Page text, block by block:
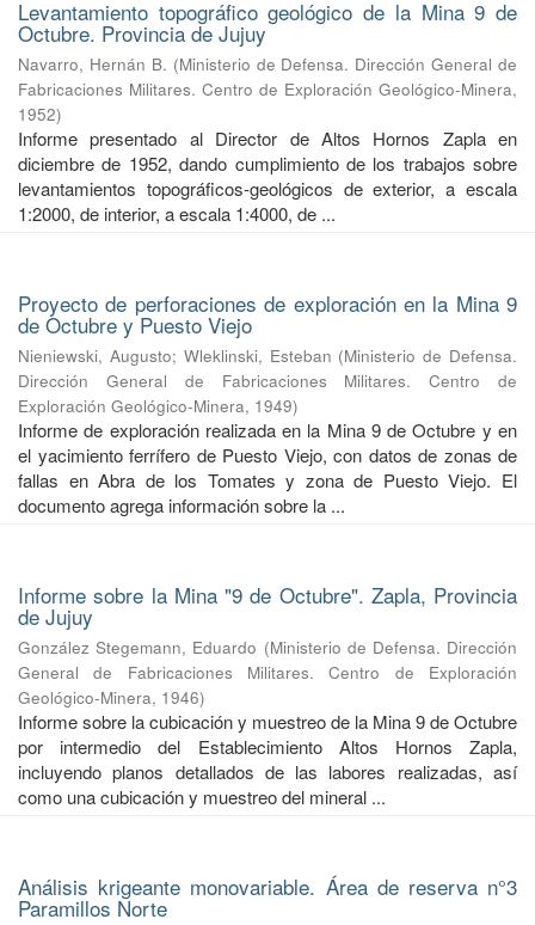
Levantamiento topográfico geológico de la Mina 9 de
Octubre. Provincia de Jujuy
Navarro, Hernán B. (Ministerio de Defensa. Dirección General de
Fabricaciones Militares. Centro de Exploración Geológico-Minera,
1952)
Informe presentado al Director de Altos Hornos Zapla en
diciembre de 1952, dando cumplimiento de los trabajos sobre
levantamientos topográficos-geológicos de exterior, a escala
1:2000, de interior, a escala 1:4000, de ...
Proyecto de perforaciones de exploración en la Mina 9
de Octubre y Puesto Viejo
Nieniewski, Augusto; Wleklinski, Esteban (Ministerio de Defensa.
Dirección General de Fabricaciones Militares. Centro de
Exploración Geológico-Minera, 1949)
Informe de exploración realizada en la Mina 9 de Octubre y en
el yacimiento ferrífero de Puesto Viejo, con datos de zonas de
fallas en Abra de los Tomates y zona de Puesto Viejo. El
documento agrega información sobre la ...
Informe sobre la Mina "9 de Octubre". Zapla, Provincia
de Jujuy
González Stegemann, Eduardo (Ministerio de Defensa. Dirección
General de Fabricaciones Militares. Centro de Exploración
Geológico-Minera, 1946)
Informe sobre la cubicación y muestreo de la Mina 9 de Octubre
por intermedio del Establecimiento Altos Hornos Zapla,
incluyendo planos detallados de las labores realizadas, así
como una cubicación y muestreo del mineral ...
Análisis krigeante monovariable. Área de reserva n°3
Paramillos Norte